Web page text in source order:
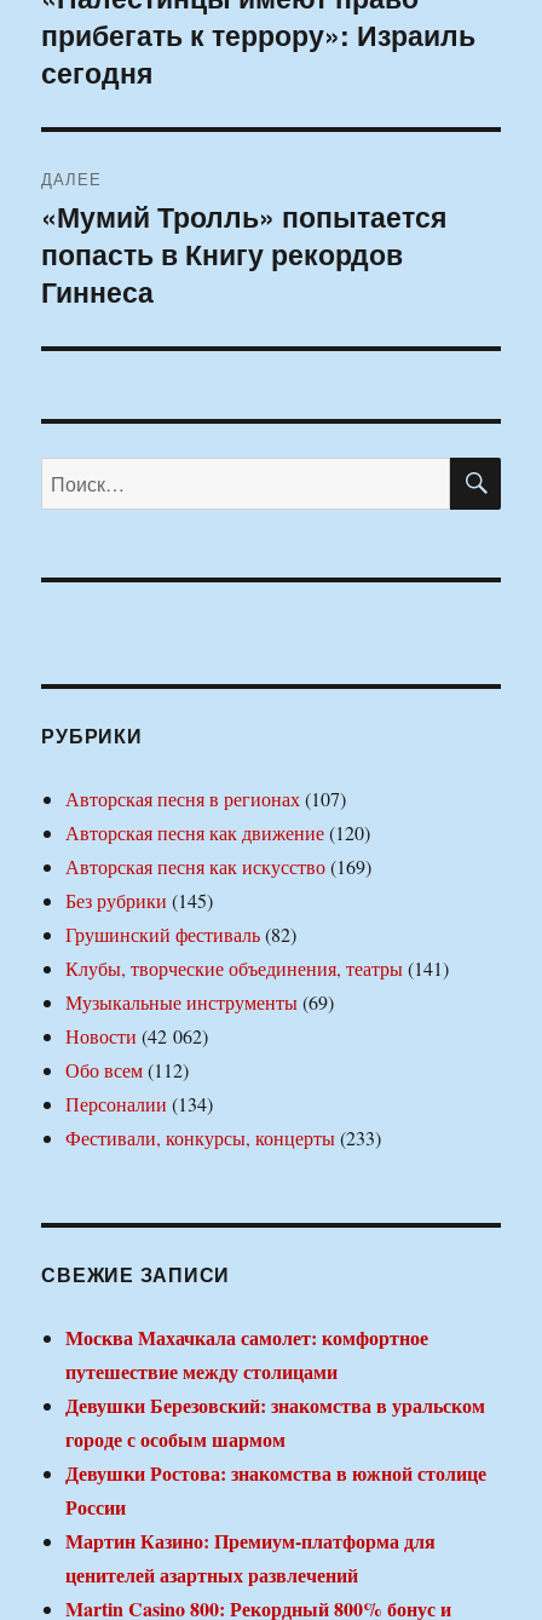
записям
запись:
прибегать к террору»: Израиль
сегодня
ДАЛЕЕ
Следующая
запись:
«Мумий Тролль» попытается
попасть в Книгу рекордов
Гиннеса
Искать:
РУБРИКИ
Авторская песня в регионах(107)
Авторская песня как движение(120)
Авторская песня как искусство(169)
Без рубрики (145)
Грушинский фестиваль(82)
Клубы, творческие объединения, театры(141)
Музыкальные инструменты(69)
Новости (42 062)
Обо всем(112)
Персоналии (134)
Фестивали, конкурсы, концерты(233)
СВЕЖИЕ ЗАПИСИ
Москва Махачкала самолет: комфортное
путешествие между столицами
Девушки Березовский: знакомства в уральском
городе с особым шармом
Девушки Ростова: знакомства в южной столице
России
Мартин Казино: Премиум-платформа для
ценителей азартных развлечений
Martin Casino 800: Рекордный 800% бонус и